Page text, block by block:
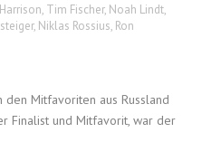
, Tim Fischer, Noah Lindt,
, Niklas Rossius, Ron
Mitfavoriten aus Russland
Finalist und Mitfavorit, war der